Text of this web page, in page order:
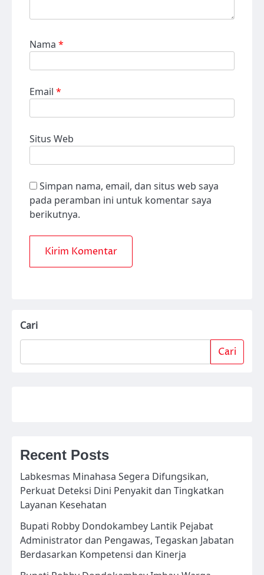
Nama *
Email *
Situs Web
Simpan nama, email, dan situs web saya
pada peramban ini untuk komentar saya
berikutnya.
Cari
Cari
Recent Posts
Labkesmas Minahasa Segera Difungsikan,
Perkuat Deteksi Dini Penyakit dan Tingkatkan
Layanan Kesehatan
Bupati Robby Dondokambey Lantik Pejabat
Administrator dan Pengawas, Tegaskan Jabatan
Berdasarkan Kompetensi dan Kinerja